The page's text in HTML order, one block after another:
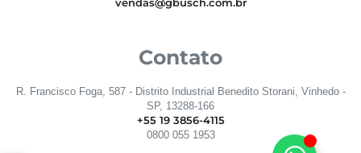
vendas@gbusch.com.br
Contato
R. Francisco Foga, 587 - Distrito Industrial Benedito Storani, Vinhedo -
SP, 13288-166
+55 19 3856-4115
0800 055 1953